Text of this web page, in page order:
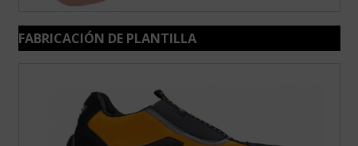
FABRICACIÓN DE PLANTILLA